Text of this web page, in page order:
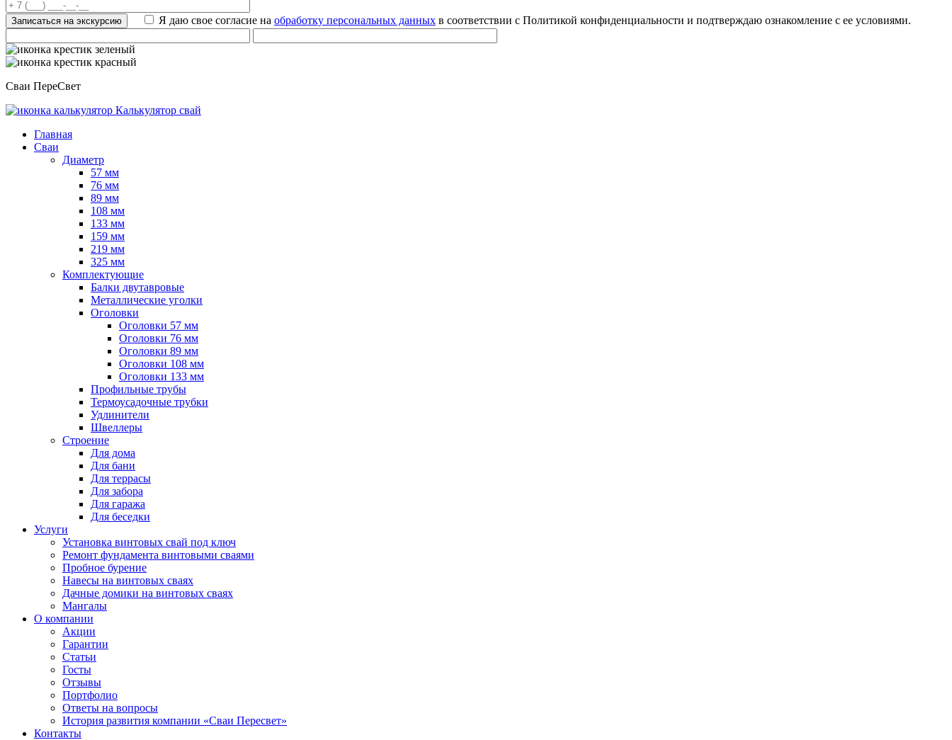
Я даю свое согласие на обработку персональных данных в соответствии с Политикой конфиденциальности и подтверждаю ознакомление с ее условиями.
Сваи ПереСвет
Калькулятор свай
Главная
Сваи
Диаметр
57 мм
76 мм
89 мм
108 мм
133 мм
159 мм
219 мм
325 мм
Комплектующие
Балки двутавровые
Металлические уголки
Оголовки
Оголовки 57 мм
Оголовки 76 мм
Оголовки 89 мм
Оголовки 108 мм
Оголовки 133 мм
Профильные трубы
Термоусадочные трубки
Удлинители
Швеллеры
Строение
Для дома
Для бани
Для террасы
Для забора
Для гаража
Для беседки
Услуги
Установка винтовых свай под ключ
Ремонт фундамента винтовыми сваями
Пробное бурение
Навесы на винтовых сваях
Дачные домики на винтовых сваях
Мангалы
О компании
Акции
Гарантии
Статьи
Госты
Отзывы
Портфолио
Ответы на вопросы
История развития компании «Сваи Пересвет»
Контакты